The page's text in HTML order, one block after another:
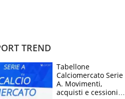
TREND
Tabellone
Calciomercato Serie
A. Movimenti,
acquisti e cessioni: